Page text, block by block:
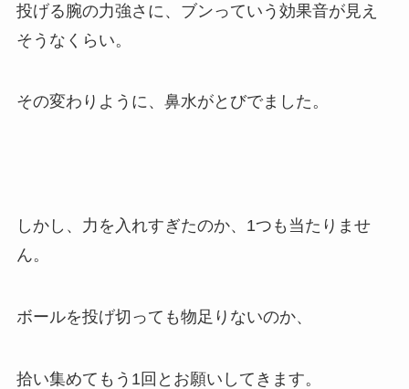
投げる腕の力強さに、ブンっていう効果音が見え
そうなくらい。
その変わりように、鼻水がとびでました。
しかし、力を入れすぎたのか、1つも当たりませ
ん。
ボールを投げ切っても物足りないのか、
拾い集めてもう1回とお願いしてきます。